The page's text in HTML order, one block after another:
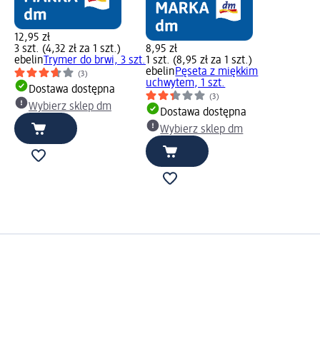
12,95 zł
3 szt. (4,32 zł za 1 szt.)
ebelin Trymer do brwi, 3 szt.
(3)
Dostawa dostępna
Wybierz sklep dm
8,95 zł
1 szt. (8,95 zł za 1 szt.)
ebelinPęseta z miękkim
uchwytem, 1 szt.
(3)
Dostawa dostępna
Wybierz sklep dm